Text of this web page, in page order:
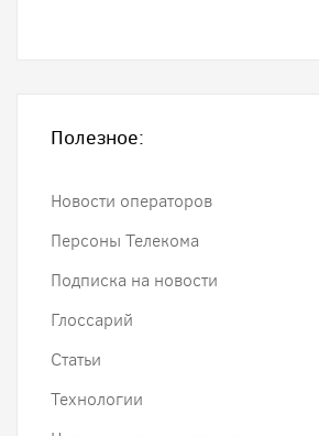
Полезное:
Новости операторов
Персоны Телекома
Подписка на новости
Глоссарий
Статьи
Технологии